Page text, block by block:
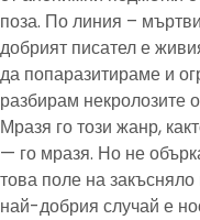
поза. По линия –
добрият писател е
да попаразитираме и
разбирам некролозите
Мразя го този жанр,
— го мразя. Но не
това поле на закъсняло
най-добрия случай е